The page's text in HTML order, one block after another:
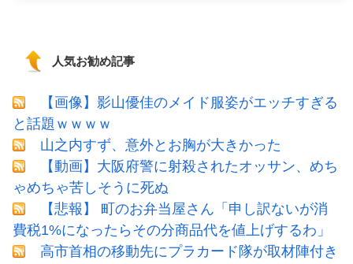
人気お勧め記事
【画像】影山優佳のメイド服姿がエッチすぎる
と話題ｗｗｗｗ
山之内すず、意外とお胸が大きかった
【動画】大阪府警に射殺されたオッサン、めち
ゃめちゃ苦しそうに死ぬ
【悲報】 町のお弁当屋さん「申し訳ないが消
費税1%になったらその分商品代を値上げするわ」
高市首相の移動先にプラカード隊が取材陣付き